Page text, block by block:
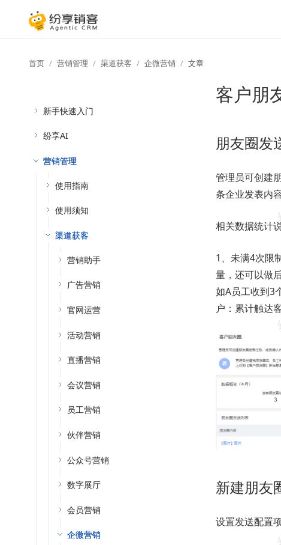
首页 营销管理 渠道获客 企微营销 文章
新手快速入门
纷享AI
营销管理
使用指南
使用须知
渠道获客
营销助手
广告营销
官网运营
活动营销
直播营销
会议营销
员工营销
伙伴营销
公众号营销
数字展厅
会员营销
企微营销
客户朋
朋友圈发
管理员可创建
条企业发表内
相关数据统计
1、未满4次限
量，还可以做
如A员工收到3
户：累计触达
新建朋友
设置发送配置